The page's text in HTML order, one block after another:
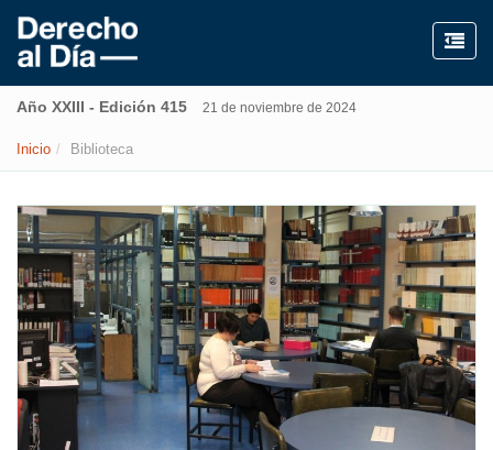
Año XXIII - Edición 415 21 de noviembre de 2024
Inicio Biblioteca